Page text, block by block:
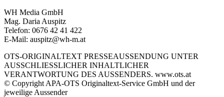
WH Media GmbH
Mag. Daria Auspitz
Telefon: 0676 42 41 422
E-Mail: auspitz@wh-m.at
OTS-ORIGINALTEXT PRESSEAUSSENDUNG UNTER
AUSSCHLIESSLICHER INHALTLICHER
VERANTWORTUNG DES AUSSENDERS. www.ots.at
© Copyright APA-OTS Originaltext-Service GmbH und der
jeweilige Aussender